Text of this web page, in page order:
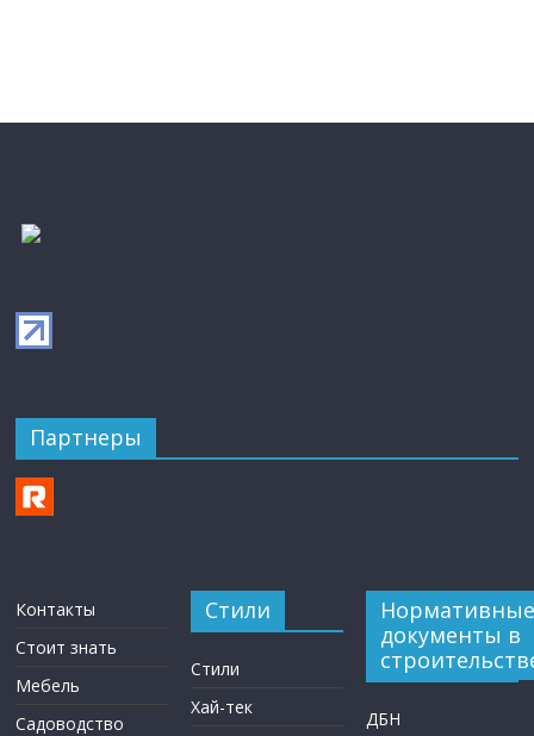
Партнеры
Контакты
Стоит знать
Мебель
Садоводство
Стили
Стили
Хай-тек
Нормативные
документы в
ДБН